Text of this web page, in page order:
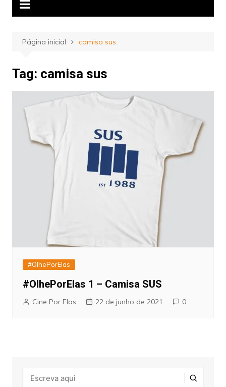
Página inicial camisa sus
Tag: camisa sus
#OlhePorElas
#OlhePorElas 1 – Camisa SUS
Cine Por Elas 22 de junho de 2021 0